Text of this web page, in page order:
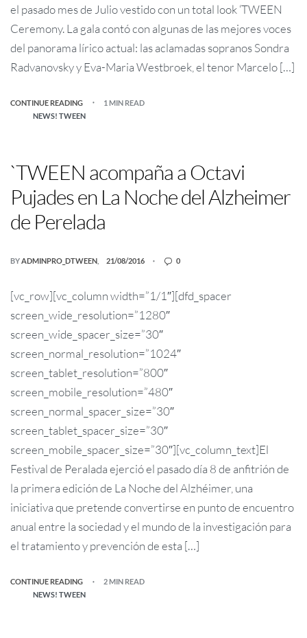
el pasado mes de Julio vestido con un total look ‘TWEEN
Ceremony. La gala contó con algunas de las mejores voces
del panorama lírico actual: las aclamadas sopranos Sondra
Radvanovsky y Eva-Maria Westbroek, el tenor Marcelo […]
CONTINUE READING
1 MIN READ
NEWS! TWEEN
`TWEEN acompaña a Octavi
Pujades en La Noche del Alzheimer
de Perelada
BYADMINPRO_DTWEEN 21/08/2016 0
[vc_row][vc_column width=”1/1″][dfd_spacer
screen_wide_resolution=”1280″
screen_wide_spacer_size=”30″
screen_normal_resolution=”1024″
screen_tablet_resolution=”800″
screen_mobile_resolution=”480″
screen_normal_spacer_size=”30″
screen_tablet_spacer_size=”30″
screen_mobile_spacer_size=”30″][vc_column_text]El
Festival de Peralada ejerció el pasado día 8 de anfitrión de
la primera edición de La Noche del Alzhéimer, una
iniciativa que pretende convertirse en punto de encuentro
anual entre la sociedad y el mundo de la investigación para
el tratamiento y prevención de esta […]
CONTINUE READING
2 MIN READ
NEWS! TWEEN